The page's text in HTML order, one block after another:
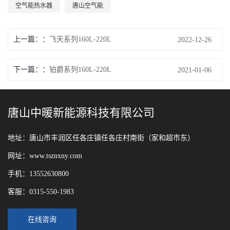
空气能热水器 唐山空气能
上一篇： 飞天系列160L-220L 2022-12-26
下一篇： 铂爵系列160L-220L 2021-01-06
唐山中暖新能源科技有限公司
地址：唐山市丰润区任各庄镇任各庄村南街（家和超市东）
网址：www.tsznxny.com
手机：13552630800
客服：0315-550-1983
在线咨询